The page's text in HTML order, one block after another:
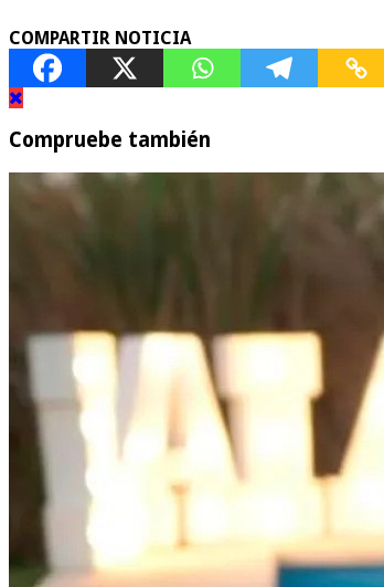
COMPARTIR NOTICIA
Compruebe también